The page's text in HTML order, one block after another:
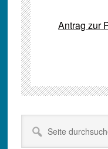
Antrag zur
Seitenspalte
durchsuchen...